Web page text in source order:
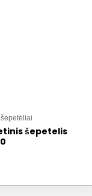
šepetelis